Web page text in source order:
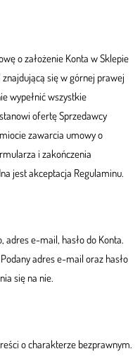
o założenie Konta w Sklepie
się w górnej prawej
wypełnić wszystkie
ofertę Sprzedawcy
zawarcia umowy o
i zakończenia
jest akceptacja Regulaminu.
e-mail, hasło do Konta.
adres e-mail oraz hasło
się na nie.
o charakterze bezprawnym.